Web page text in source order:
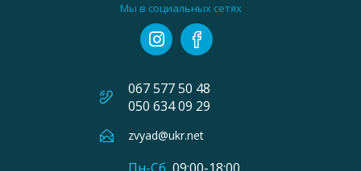
Мы в социальных сетях
067 577 50 48
050 634 09 29
zvyad@ukr.net